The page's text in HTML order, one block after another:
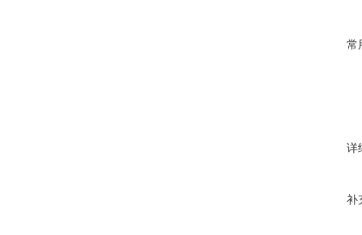
常
详
补